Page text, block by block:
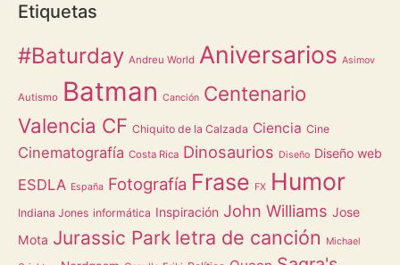
Etiquetas
#Baturday Andreu World Aniversarios Asimov
Autismo Batman Canción Centenario
Valencia CF Chiquito de la Calzada Ciencia Cine
Cinematografía Costa Rica Dinosaurios Diseño Diseño web
ESDLA España Fotografía Frase FX Humor
Indiana Jones informática Inspiración John Williams Jose
Mota Jurassic Park letra de canción Michael